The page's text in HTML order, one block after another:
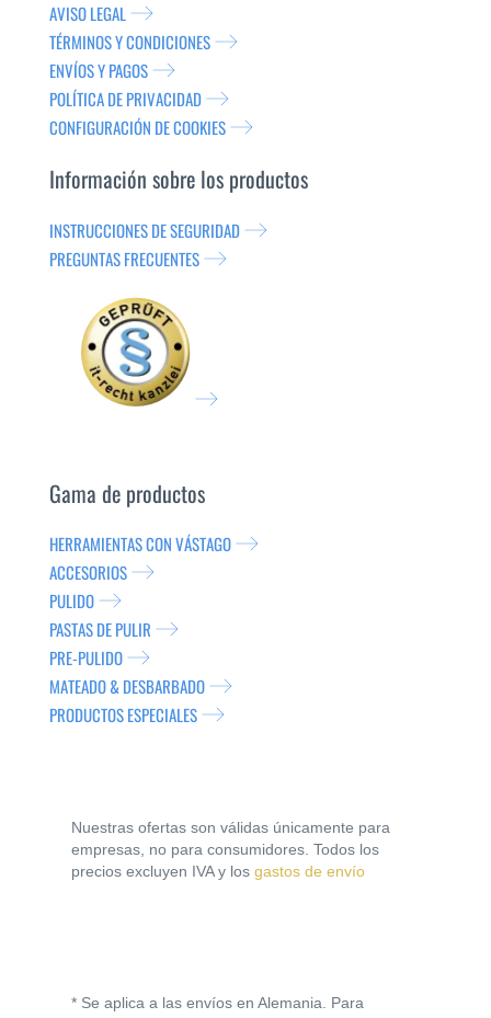
AVISO LEGAL
TÉRMINOS Y CONDICIONES
ENVÍOS Y PAGOS
POLÍTICA DE PRIVACIDAD
CONFIGURACIÓN DE COOKIES
Información sobre los productos
INSTRUCCIONES DE SEGURIDAD
PREGUNTAS FRECUENTES
Gama de productos
HERRAMIENTAS CON VÁSTAGO
ACCESORIOS
PULIDO
PASTAS DE PULIR
PRE-PULIDO
MATEADO & DESBARBADO
PRODUCTOS ESPECIALES
Nuestras ofertas son válidas únicamente para
empresas, no para consumidores. Todos los
precios excluyen IVA y los gastos de envío
* Se aplica a las envíos en Alemania. Para